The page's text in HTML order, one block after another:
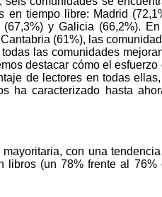
en tiempo libre: Madrid
y Galicia (66,2%). En
(61%), las
las comunidades
destacar cómo el esfuerzo
de lectores en todas
ha caracterizado hasta
con una tendencia
libros (un 78% frente al 76%